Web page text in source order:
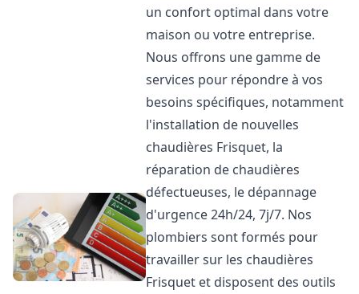
un confort optimal dans votre
maison ou votre entreprise.
Nous offrons une gamme de
services pour répondre à vos
besoins spécifiques, notamment
l'installation de nouvelles
chaudières Frisquet, la
réparation de chaudières
défectueuses, le dépannage
d'urgence 24h/24, 7j/7. Nos
plombiers sont formés pour
travailler sur les chaudières
Frisquet et disposent des outils